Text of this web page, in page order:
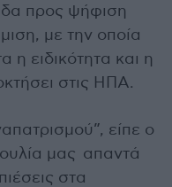
προς ψήφιση
με την οποία
η ειδικότητα και η
στις ΗΠΑ.
είπε ο
μας απαντά
στα